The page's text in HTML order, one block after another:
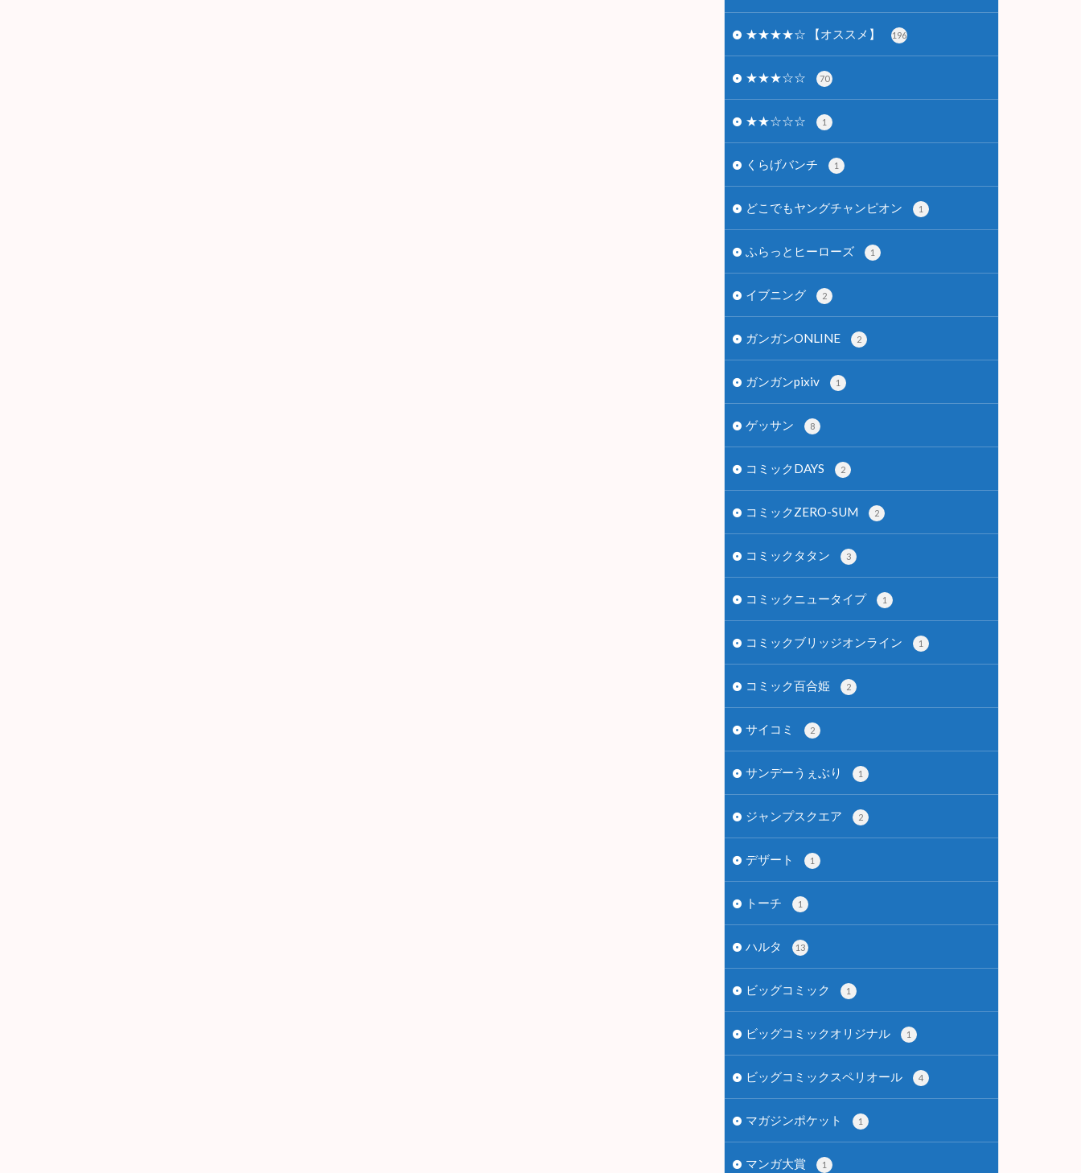
★★★★☆ 【オススメ】 196
★★★☆☆ 70
★★☆☆☆ 1
くらげバンチ 1
どこでもヤングチャンピオン 1
ふらっとヒーローズ 1
イブニング 2
ガンガンONLINE 2
ガンガンpixiv 1
ゲッサン 8
コミックDAYS 2
コミックZERO-SUM 2
コミックタタン 3
コミックニュータイプ 1
コミックブリッジオンライン 1
コミック百合姫 2
サイコミ 2
サンデーうぇぶり 1
ジャンプスクエア 2
デザート 1
トーチ 1
ハルタ 13
ビッグコミック 1
ビッグコミックオリジナル 1
ビッグコミックスペリオール 4
マガジンポケット 1
マンガ大賞 1